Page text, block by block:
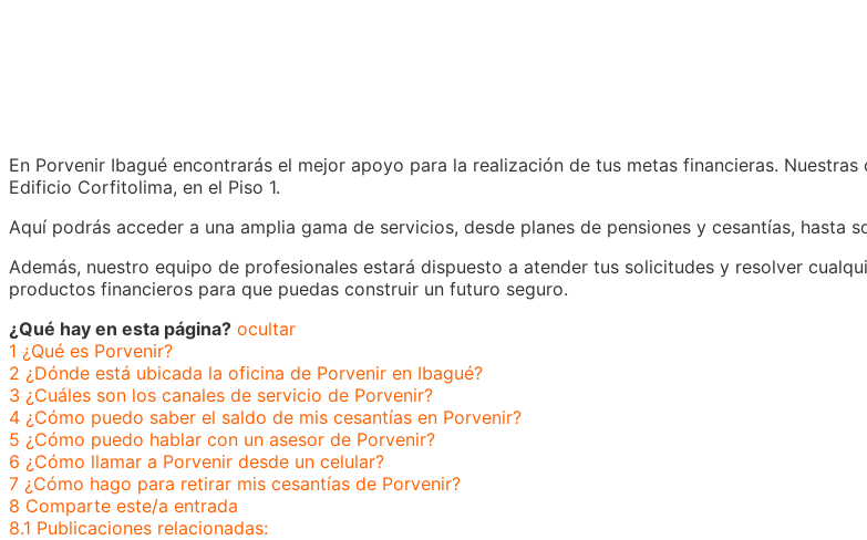
En Porvenir Ibagué encontrarás el mejor apoyo para la realización de tus metas financieras.
Edificio Corfitolima, en el Piso 1.
Aquí podrás acceder a una amplia gama de servicios, desde planes de pensiones y cesantías, hasta
Además, nuestro equipo de profesionales estará dispuesto a atender tus solicitudes y resolver
productos financieros para que puedas construir un futuro seguro.
¿Qué hay en esta página? ocultar
1 ¿Qué es Porvenir?
2 ¿Dónde está ubicada la oficina de Porvenir en Ibagué?
3 ¿Cuáles son los canales de servicio de Porvenir?
4 ¿Cómo puedo saber el saldo de mis cesantías en Porvenir?
5 ¿Cómo puedo hablar con un asesor de Porvenir?
6 ¿Cómo llamar a Porvenir desde un celular?
7 ¿Cómo hago para retirar mis cesantías de Porvenir?
8 Comparte este/a entrada
8.1 Publicaciones relacionadas: